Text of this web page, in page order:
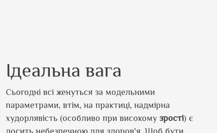
Ідеальна вага
Сьогодні всі женуться за модельними
параметрами, втім, на практиці, надмірна
худорлявість (особливо при високому зрості) є
досить небезпечною для здоров'я. Щоб бути